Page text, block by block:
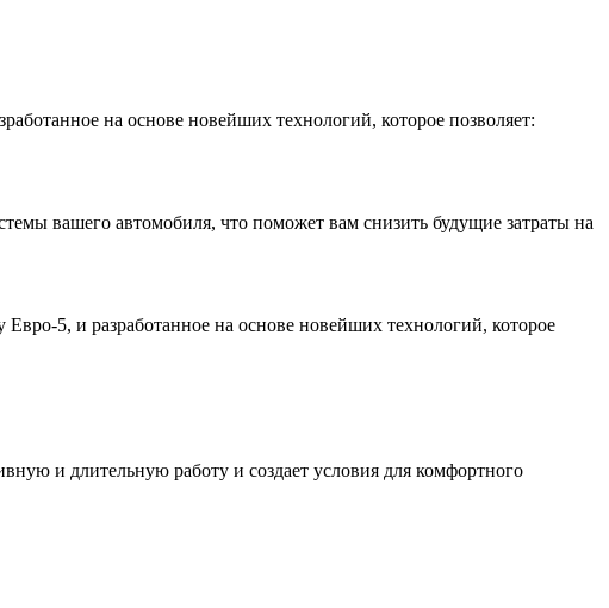
на основе новейших технологий, которое позволяет:
вашего автомобиля, что поможет вам снизить будущие затраты на
5, и разработанное на основе новейших технологий, которое
и длительную работу и создает условия для комфортного